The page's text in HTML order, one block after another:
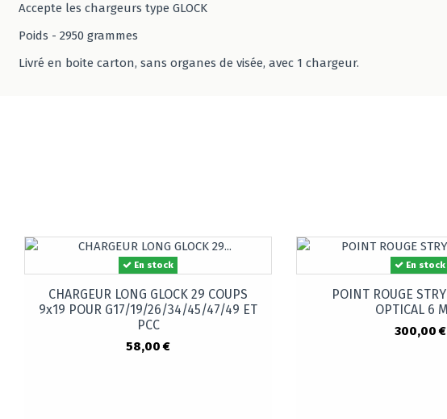
Accepte les chargeurs type GLOCK
Poids - 2950 grammes
Livré en boite carton, sans organes de visée, avec 1 chargeur.
En stock
CHARGEUR LONG GLOCK 29 COUPS
9x19 POUR G17/19/26/34/45/47/49 ET
PCC
58,00 €
En stock
POINT ROUGE
OPTICAL 6
300,00 €